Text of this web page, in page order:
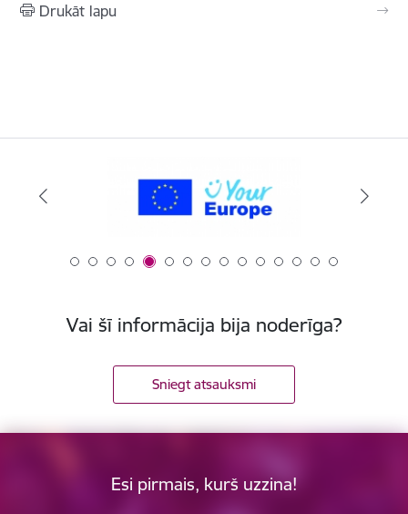
Drukāt lapu
Vai šī informācija bija noderīga?
Sniegt atsauksmi
Esi pirmais, kurš uzzina!